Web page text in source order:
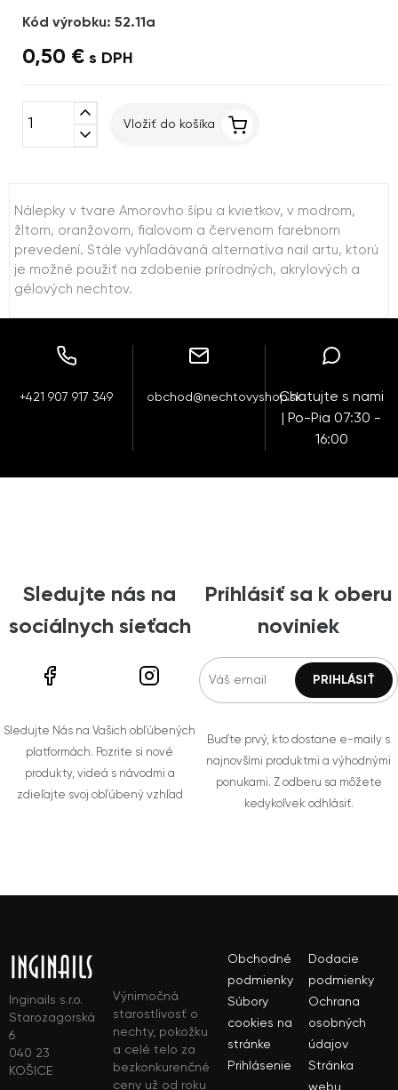
Kód výrobku: 52.11a
0,50 € s DPH
expand_less
expand_more
Vložiť do košíka
Nálepky v tvare Amorovho šípu a kvietkov, v modrom,
žltom, oranžovom, fialovom a červenom farebnom
prevedení. Stále vyhľadávaná alternatíva nail artu, ktorú
je možné použiť na zdobenie prírodných, akrylových a
gélových nechtov.
+421 907 917 349 obchod@nechtovyshop.skChatujte s nami
| Po-Pia 07:30 -
16:00
Sledujte nás na
sociálnych sieťach
Sledujte Nás na Vašich obľúbených
platformách. Pozrite si nové
produkty, videá s návodmi a
zdieľajte svoj obľúbený vzhľad
Prihlásiť sa k oberu
noviniek
Buďte prvý, kto dostane e-maily s
najnovšími produktmi a výhodnými
ponukami. Z odberu sa môžete
kedykoľvek odhlásiť.
Inginails s.r.o.
Starozagorská
6
040 23
KOŠICE
Výnimočná
starostlivosť o
nechty, pokožku
a celé telo za
bezkonkurenčné
ceny už od roku
Obchodné
podmienky
Dodacie
podmienky
Súbory
cookies na
stránke
Ochrana
osobných
údajov
Prihlásenie
Stránka
webu